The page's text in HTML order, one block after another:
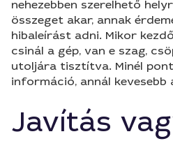
nehezebben szerelhető
összeget akar, annak
hibaleírást adni. Mikor
csinál a gép, van e szag,
utoljára tisztítva. Minél
információ, annál kevesebb
Javítás